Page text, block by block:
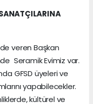
veren Başkan
Seramik Evimiz var.
GFSD üyeleri ve
yapabilecekler.
kültürel ve